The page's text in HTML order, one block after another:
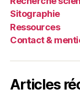
Sitographie
Ressources
Contact &
Articles